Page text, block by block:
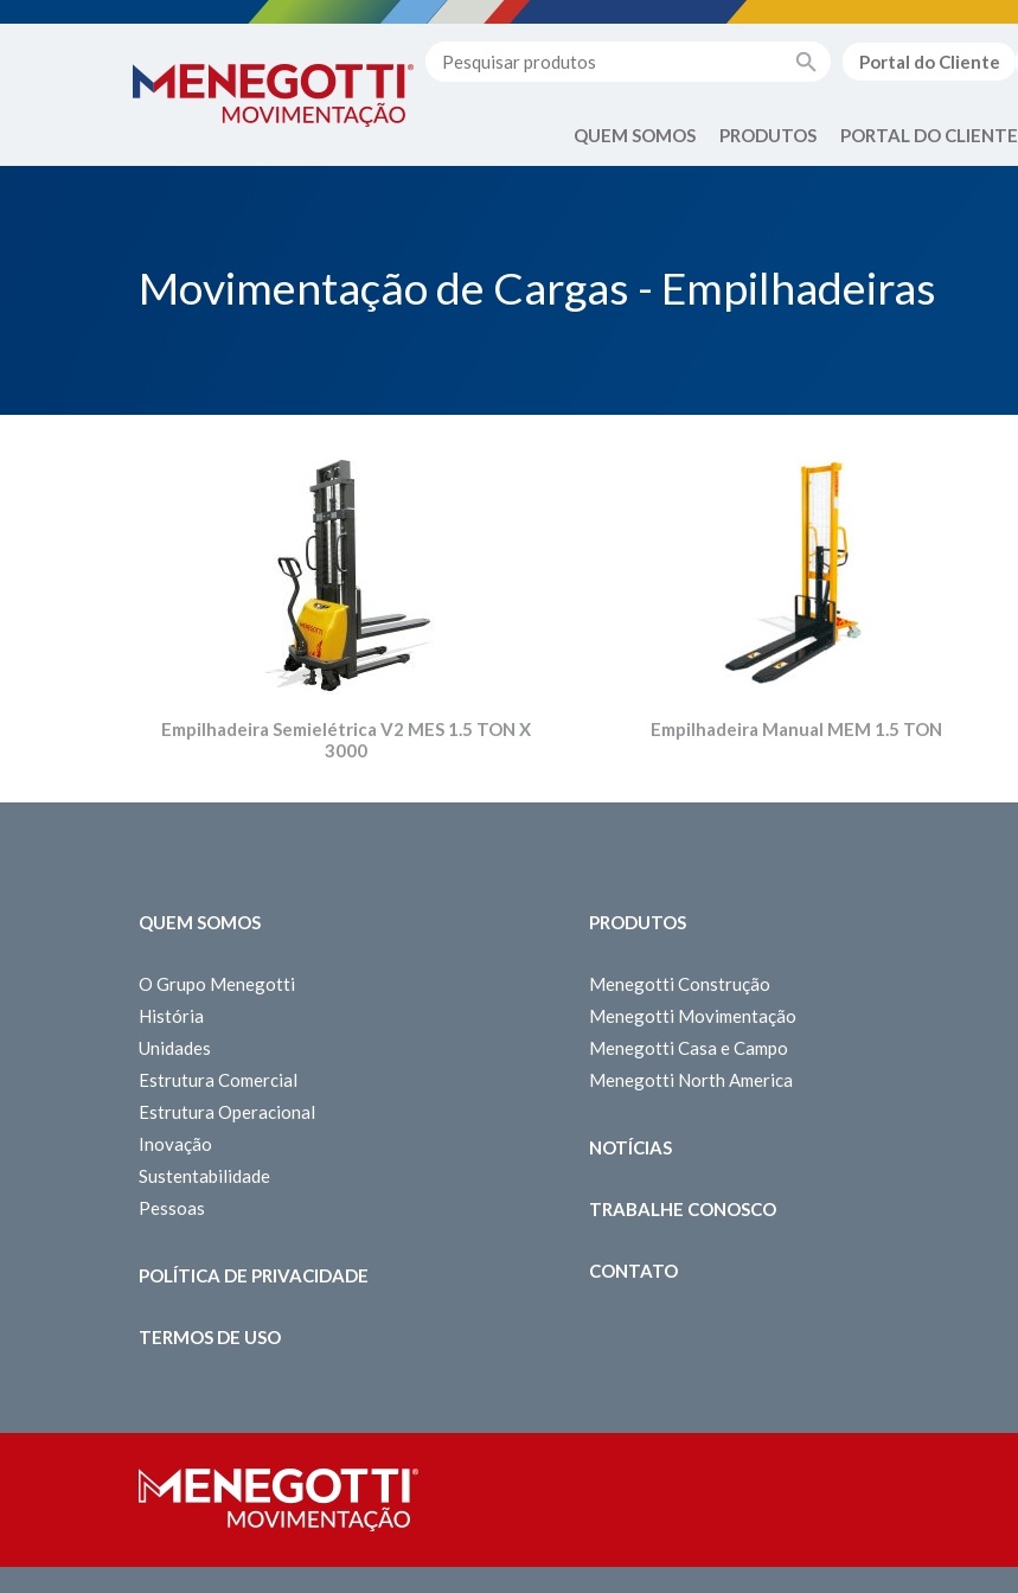
Portal do Cliente
QUEM SOMOS PRODUTOS PORTAL DO CLIENTE
Movimentação de Cargas - Empilhadeiras
Empilhadeira Semielétrica V2 MES 1.5 TON X
3000
Empilhadeira Manual MEM 1.5 TON
QUEM SOMOS
O Grupo Menegotti
História
Unidades
Estrutura Comercial
Estrutura Operacional
Inovação
Sustentabilidade
Pessoas
POLÍTICA DE PRIVACIDADE
TERMOS DE USO
PRODUTOS
Menegotti Construção
Menegotti Movimentação
Menegotti Casa e Campo
Menegotti North America
NOTÍCIAS
TRABALHE CONOSCO
CONTATO